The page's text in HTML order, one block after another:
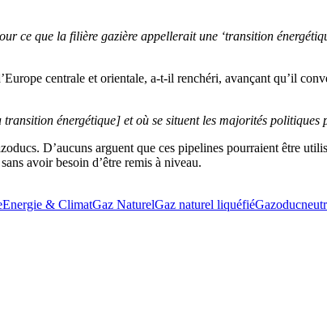
ce que la filière gazière appellerait une ‘transition
centrale et orientale, a-t-il renchéri, avançant qu’il
énergétique] et où se situent les majorités
D’aucuns arguent que ces pipelines pourraient être
avoir besoin d’être remis à niveau.
Energie & ClimatGaz NaturelGaz naturel liquéfiéGazoduc